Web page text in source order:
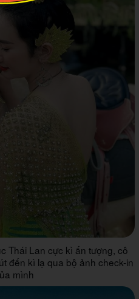
Thái Lan cực kì ấn tượng, cô
đến kì lạ qua bộ ảnh check-in
mình